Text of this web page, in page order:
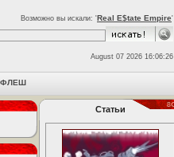
Возможно вы искали: 'Real E$tate Empire'
August 07 2026 16:06:26
ФЛЕШ
Статьи